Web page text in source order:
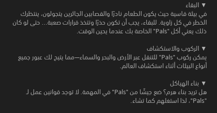
▼ البقاء
في بيئة قاسية حيث يكون الطعام نادرًا والقصابين الجائرين يتجولون، ينتظرك
الخطر في كل زاوية. للبقاء، يجب أن تكون حذرًا وتتخذ قرارات صعبة... حتى لو كان
ذلك يعني أكل "Pals" الخاصة بك عندما يحين الوقت.
▼ الركوب والاستكشاف
يمكن ركوب "Pals" للتنقل عبر الأرض والبحر والسماء—مما يتيح لك عبور جميع
أنواع البيئات أثناء استكشاف العالم.
▼ بناء الهياكل
هل تريد بناء هرم؟ ضع جيشًا من "Pals" في المهمة. لا توجد قوانين عمل لـ
"Pals"، لذا استغلهم كما تشاء.